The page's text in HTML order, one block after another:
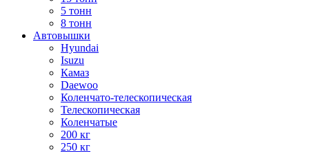
5 тонн
8 тонн
Автовышки
Hyundai
Isuzu
Камаз
Daewoo
Коленчато-телескопическая
Телескопическая
Коленчатые
200 кг
250 кг